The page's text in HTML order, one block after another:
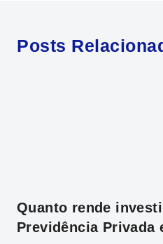
Posts
Quanto rende
Previdência Privada